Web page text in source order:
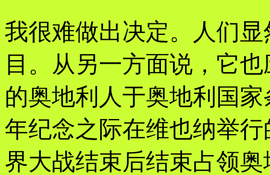
我很难做出决定。人们
目。从另一方面说，它
的奥地利人于奥地利国家
年纪念之际在维也纳举
界大战结束后结束占领